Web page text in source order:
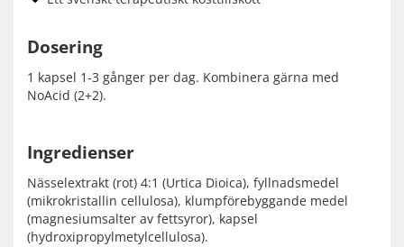
Dosering
1 kapsel 1-3 gånger per dag. Kombinera gärna med
NoAcid (2+2).
Ingredienser
Nässelextrakt (rot) 4:1 (Urtica Dioica), fyllnadsmedel
(mikrokristallin cellulosa), klumpförebyggande medel
(magnesiumsalter av fettsyror), kapsel
(hydroxipropylmetylcellulosa).